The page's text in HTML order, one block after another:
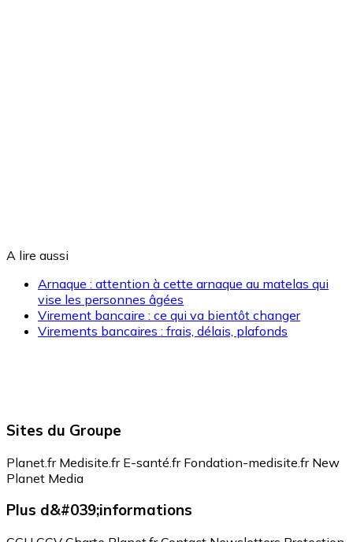
A lire aussi
Arnaque : attention à cette arnaque au matelas qui
vise les personnes âgées
Virement bancaire : ce qui va bientôt changer
Virements bancaires : frais, délais, plafonds
Sites du Groupe
Planet.fr Medisite.fr E-santé.fr Fondation-medisite.fr New
Planet Media
Plus d&#039;informations